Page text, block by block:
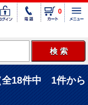
0
全18件中 1件から